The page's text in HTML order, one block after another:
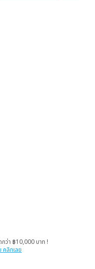
ว่า ฿10,000 บาท !
คลิกเลย